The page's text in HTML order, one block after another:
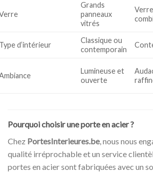
Grands
panneaux
vitrés
d’intérieur
Classique ou
contemporain
Lumineuse et
ouverte
Pourquoi choisir une porte en acier ?
Chez PortesInterieures.be, nous nous
qualité irréprochable et un service
portes en acier sont fabriquées avec un